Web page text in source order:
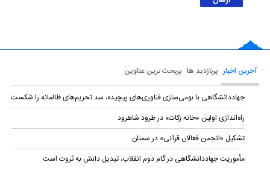
آخرین اخبار پربازدید ها پربحث ترین عناوین
جهاددانشگاهی با بومی‌سازی فناوری‌های پیچیده، سد تحریم‌های ظالمانه را شکست
راه‌اندازی اولین «خانه زکات» در طرود شاهرود
تشکیل «انجمن فعالان قرآنی» در سمنان
مأموریت جهاددانشگاهی در گام دوم انقلاب، تبدیل دانش به ثروت است